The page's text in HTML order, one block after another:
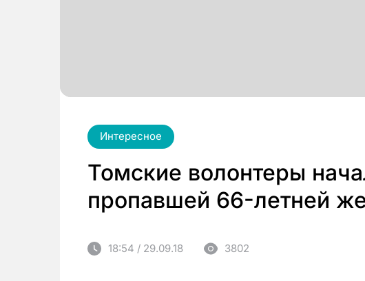
Интересное
Томские волонтеры
пропавшей 66-летней
18:54 / 29.09.18 3802